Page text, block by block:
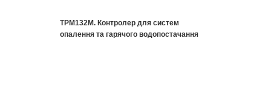
ТРМ132М. Контролер для систем
опалення та гарячого водопостачання